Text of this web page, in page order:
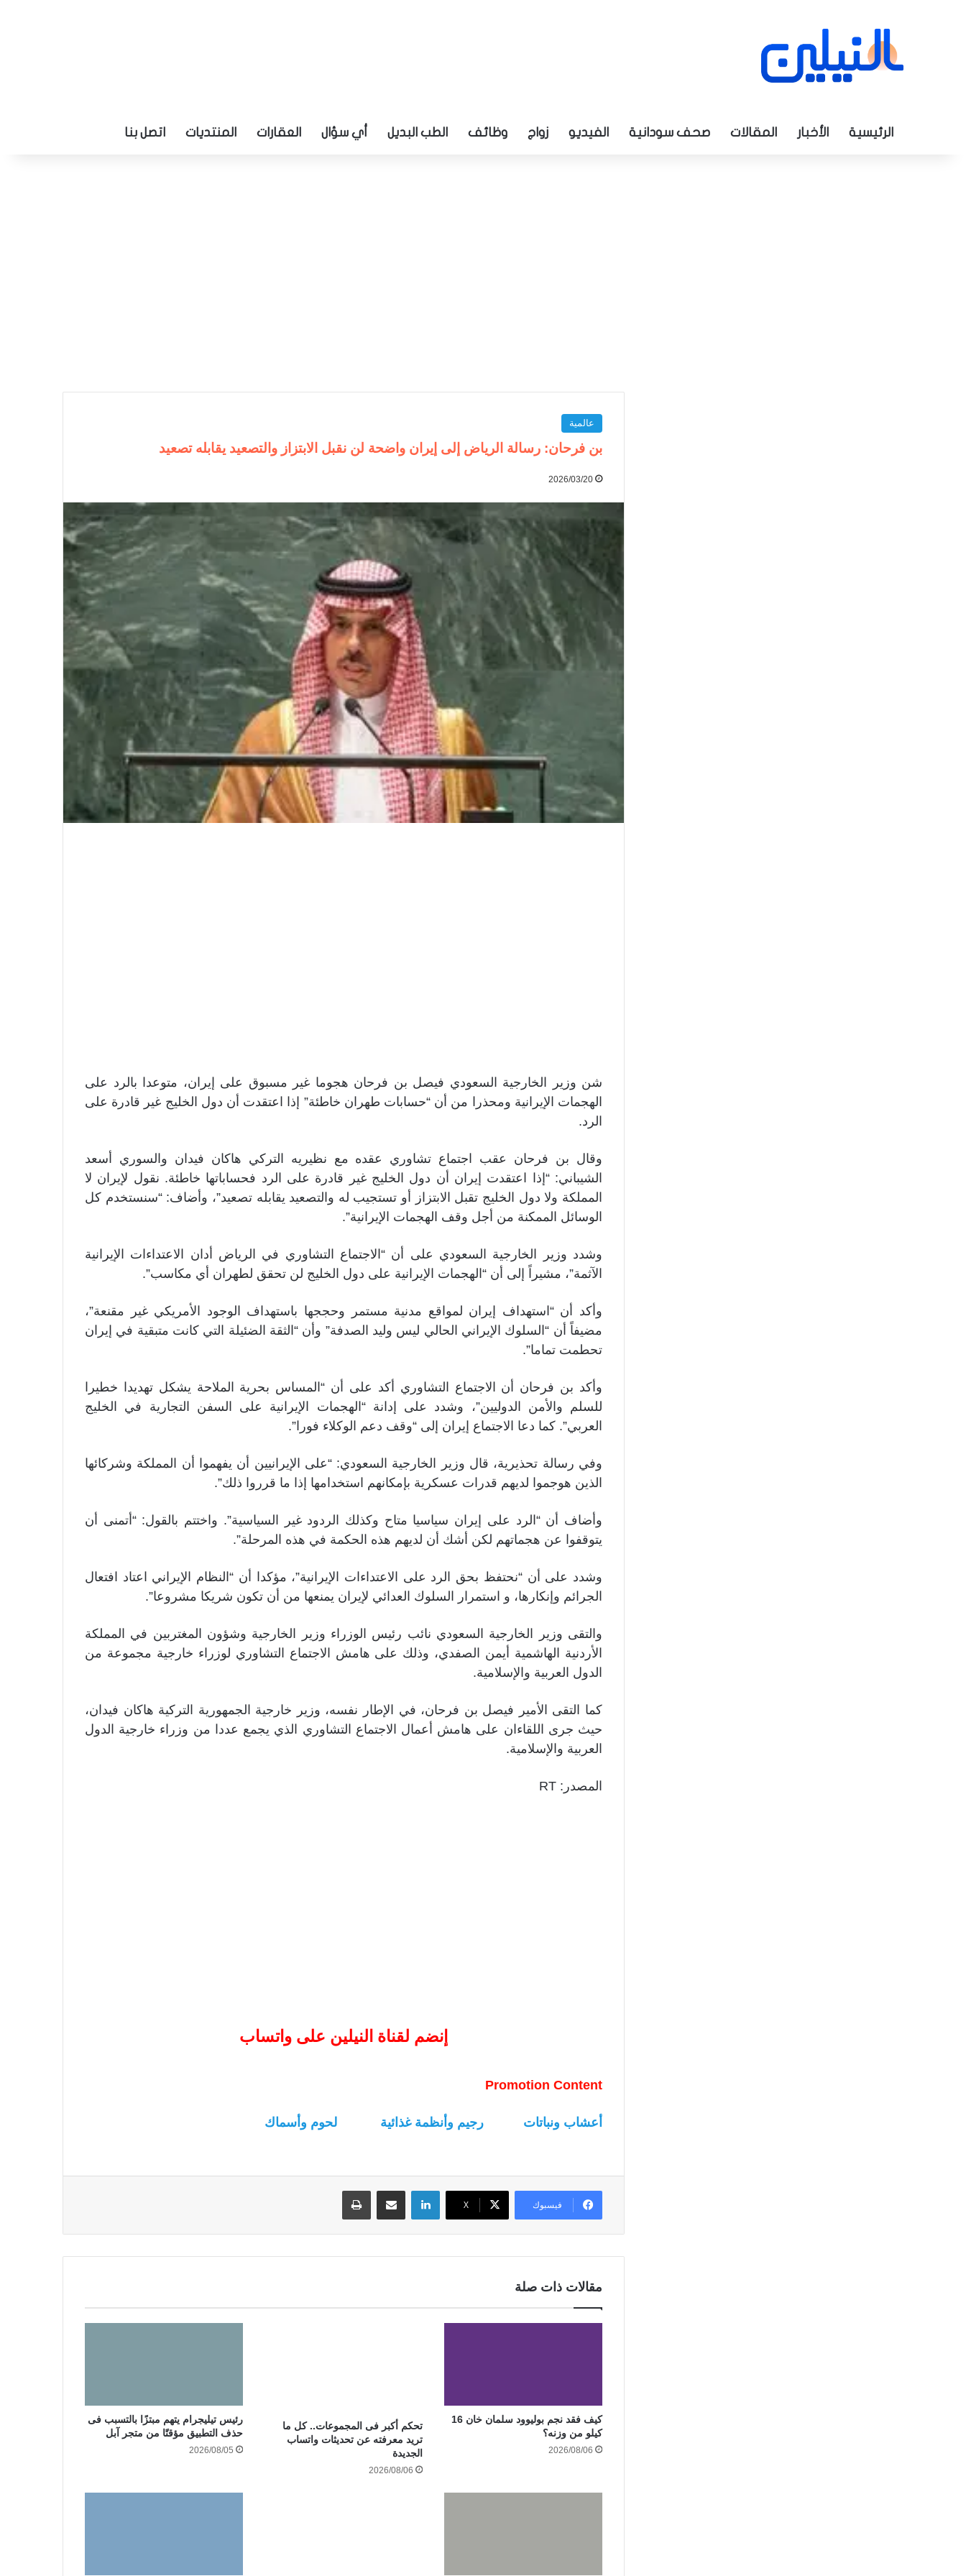
الرئيسية الأخبار المقالات صحف سودانية الفيديو زواج وظائف الطب البديل أي سؤال العقارات المنتديات اتصل بنا
عالمية
بن فرحان: رسالة الرياض إلى إيران واضحة لن نقبل الابتزاز والتصعيد يقابله تصعيد
2026/03/20
شن وزير الخارجية السعودي فيصل بن فرحان هجوما غير مسبوق على إيران، متوعدا بالرد على
الهجمات الإيرانية ومحذرا من أن “حسابات طهران خاطئة” إذا اعتقدت أن دول الخليج غير قادرة على
الرد.
وقال بن فرحان عقب اجتماع تشاوري عقده مع نظيريه التركي هاكان فيدان والسوري أسعد
الشيباني: “إذا اعتقدت إيران أن دول الخليج غير قادرة على الرد فحساباتها خاطئة. نقول لإيران لا
المملكة ولا دول الخليج تقبل الابتزاز أو تستجيب له والتصعيد يقابله تصعيد”، وأضاف: “سنستخدم كل
الوسائل الممكنة من أجل وقف الهجمات الإيرانية”.
وشدد وزير الخارجية السعودي على أن “الاجتماع التشاوري في الرياض أدان الاعتداءات الإيرانية
الآثمة”، مشيراً إلى أن “الهجمات الإيرانية على دول الخليج لن تحقق لطهران أي مكاسب”.
وأكد أن “استهداف إيران لمواقع مدنية مستمر وحججها باستهداف الوجود الأمريكي غير مقنعة”،
مضيفاً أن “السلوك الإيراني الحالي ليس وليد الصدفة” وأن “الثقة الضئيلة التي كانت متبقية في إيران
تحطمت تماما”.
وأكد بن فرحان أن الاجتماع التشاوري أكد على أن “المساس بحرية الملاحة يشكل تهديدا خطيرا
للسلم والأمن الدوليين”، وشدد على إدانة “الهجمات الإيرانية على السفن التجارية في الخليج
العربي”. كما دعا الاجتماع إيران إلى “وقف دعم الوكلاء فورا”.
وفي رسالة تحذيرية، قال وزير الخارجية السعودي: “على الإيرانيين أن يفهموا أن المملكة وشركائها
الذين هوجموا لديهم قدرات عسكرية بإمكانهم استخدامها إذا ما قرروا ذلك”.
وأضاف أن “الرد على إيران سياسيا متاح وكذلك الردود غير السياسية”. واختتم بالقول: “أتمنى أن
يتوقفوا عن هجماتهم لكن أشك أن لديهم هذه الحكمة في هذه المرحلة”.
وشدد على أن “نحتفظ بحق الرد على الاعتداءات الإيرانية”، مؤكدا أن “النظام الإيراني اعتاد افتعال
الجرائم وإنكارها، و استمرار السلوك العدائي لإيران يمنعها من أن تكون شريكا مشروعا”.
والتقى وزير الخارجية السعودي نائب رئيس الوزراء وزير الخارجية وشؤون المغتربين في المملكة
الأردنية الهاشمية أيمن الصفدي، وذلك على هامش الاجتماع التشاوري لوزراء خارجية مجموعة من
الدول العربية والإسلامية.
كما التقى الأمير فيصل بن فرحان، في الإطار نفسه، وزير خارجية الجمهورية التركية هاكان فيدان،
حيث جرى اللقاءان على هامش أعمال الاجتماع التشاوري الذي يجمع عددا من وزراء خارجية الدول
العربية والإسلامية.
المصدر: RT
إنضم لقناة النيلين على واتساب
Promotion Content
أعشاب ونباتات رجيم وأنظمة غذائية لحوم وأسماك
فيسبوك ‫X
لينكدإن
مقالات ذات صلة
كيف فقد نجم بوليوود سلمان خان 16
كيلو من وزنه؟
2026/08/06
تحكم أكبر فى المجموعات.. كل ما
تريد معرفته عن تحديثات واتساب
الجديدة
2026/08/06
رئيس تيليجرام يتهم مبتزًا بالتسبب فى
حذف التطبيق مؤقتًا من متجر آبل
2026/08/05